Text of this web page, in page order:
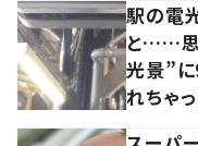
駅の電
と……思
光景”に
れちゃっ